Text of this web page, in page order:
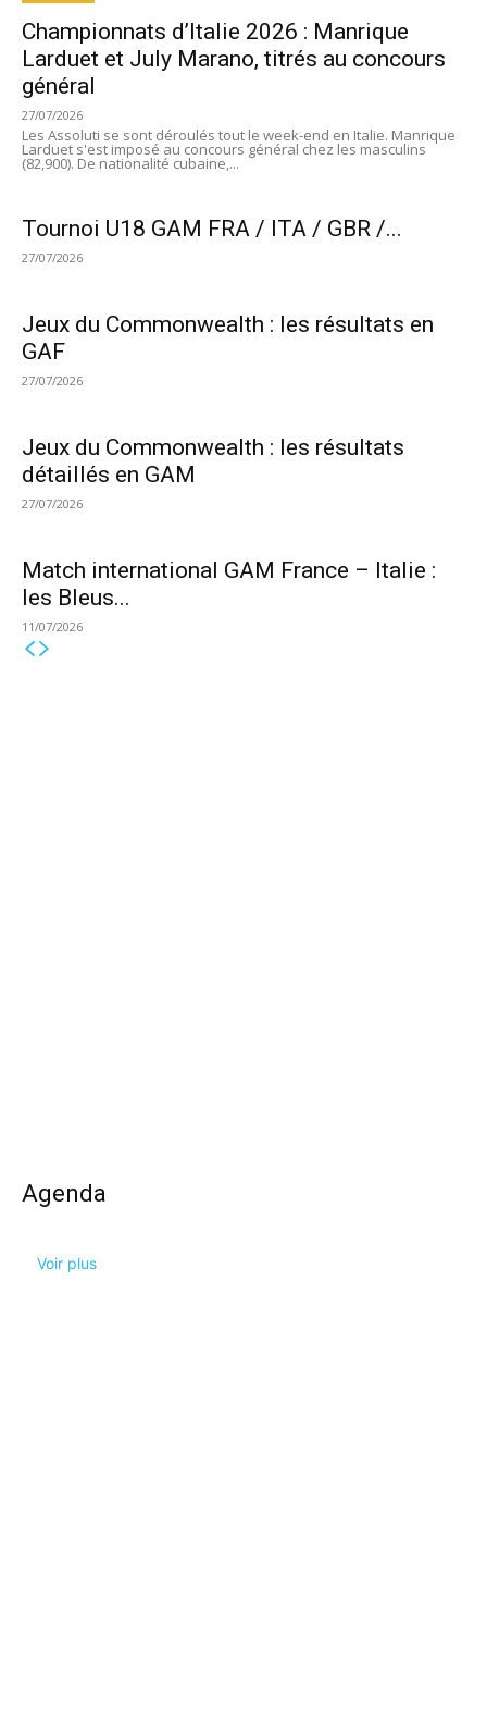
Championnats d’Italie 2026 : Manrique
Larduet et July Marano, titrés au concours
général
27/07/2026
Les Assoluti se sont déroulés tout le week-end en Italie. Manrique
Larduet s'est imposé au concours général chez les masculins
(82,900). De nationalité cubaine,...
Tournoi U18 GAM FRA / ITA / GBR /...
27/07/2026
Jeux du Commonwealth : les résultats en
GAF
27/07/2026
Jeux du Commonwealth : les résultats
détaillés en GAM
27/07/2026
Match international GAM France – Italie :
les Bleus...
11/07/2026
Agenda
Voir plus